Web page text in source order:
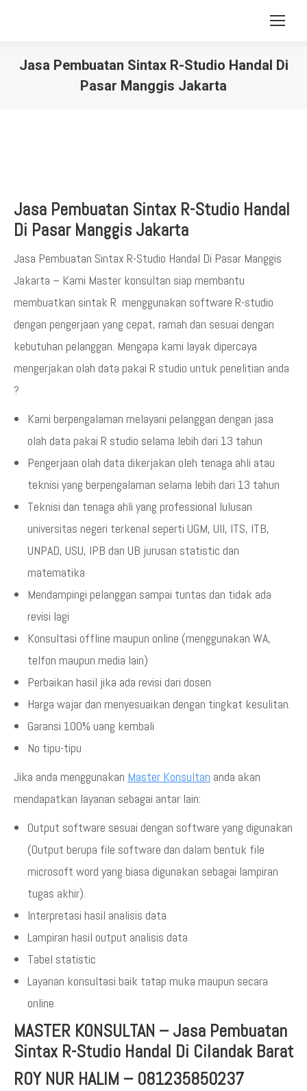
Jasa Pembuatan Sintax R-Studio Handal Di
Pasar Manggis Jakarta
Jasa Pembuatan Sintax R-Studio Handal
Di Pasar Manggis Jakarta
Jasa Pembuatan Sintax R-Studio Handal Di Pasar Manggis
Jakarta – Kami Master konsultan siap membantu
membuatkan sintak R menggunakan software R-studio
dengan pengerjaan yang cepat, ramah dan sesuai dengan
kebutuhan pelanggan. Mengapa kami layak dipercaya
mengerjakan olah data pakai R studio untuk penelitian anda
?
Kami berpengalaman melayani pelanggan dengan jasa
olah data pakai R studio selama lebih dari 13 tahun
Pengerjaan olah data dikerjakan oleh tenaga ahli atau
teknisi yang berpengalaman selama lebih dari 13 tahun
Teknisi dan tenaga ahli yang professional lulusan
universitas negeri terkenal seperti UGM, UII, ITS, ITB,
UNPAD, USU, IPB dan UB jurusan statistic dan
matematika
Mendampingi pelanggan sampai tuntas dan tidak ada
revisi lagi
Konsultasi offline maupun online (menggunakan WA,
telfon maupun media lain)
Perbaikan hasil jika ada revisi dari dosen
Harga wajar dan menyesuaikan dengan tingkat kesulitan.
Garansi 100% uang kembali
No tipu-tipu
Jika anda menggunakan Master Konsultan anda akan
mendapatkan layanan sebagai antar lain:
Output software sesuai dengan software yang digunakan
(Output berupa file software dan dalam bentuk file
microsoft word yang biasa digunakan sebagai lampiran
tugas akhir).
Interpretasi hasil analisis data
Lampiran hasil output analisis data
Tabel statistic
Layanan konsultasi baik tatap muka maupun secara
online
MASTER KONSULTAN – Jasa Pembuatan
Sintax R-Studio Handal Di Cilandak Barat
ROY NUR HALIM – 081235850237